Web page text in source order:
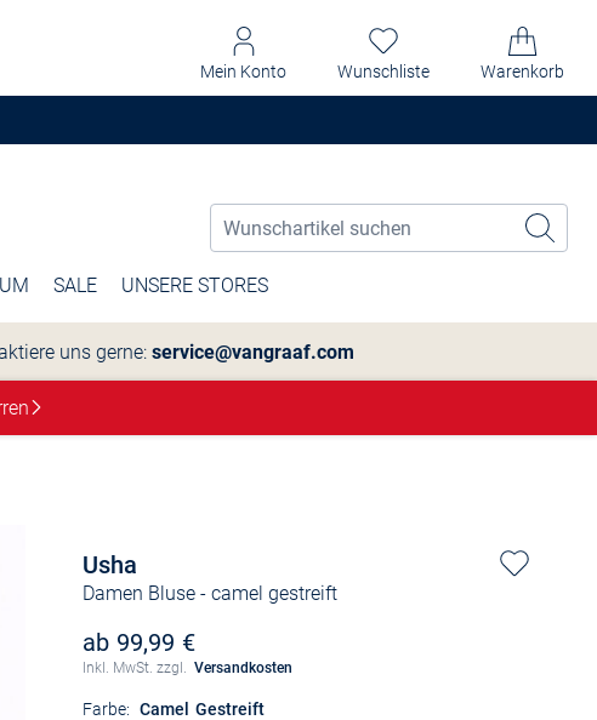
Mein Konto Wunschliste Warenkorb
SALE UNSERE STORES
uns gerne: service@vangraaf.com
Usha
Damen Bluse- camel gestreift
ab 99,99 €
Inkl. MwSt. zzgl. Versandkosten
Farbe: Camel Gestreift